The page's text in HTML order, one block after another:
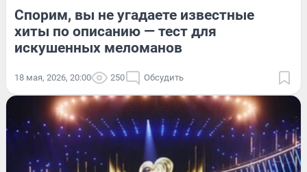
Спорим, вы не угадаете известные
хиты по описанию — тест для
искушенных меломанов
18 мая, 2026, 20:00 250 Обсудить